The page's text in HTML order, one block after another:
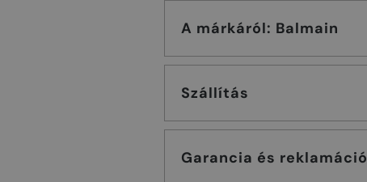
A márkáról: Balmain
Szállítás
Garancia és reklamáció